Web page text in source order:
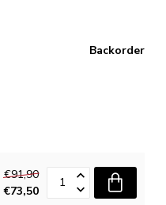
Backorder
€91,90
€73,50